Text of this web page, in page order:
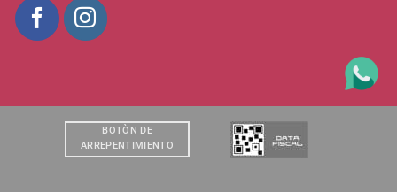
BOTÒN DE
ARREPENTIMIENTO